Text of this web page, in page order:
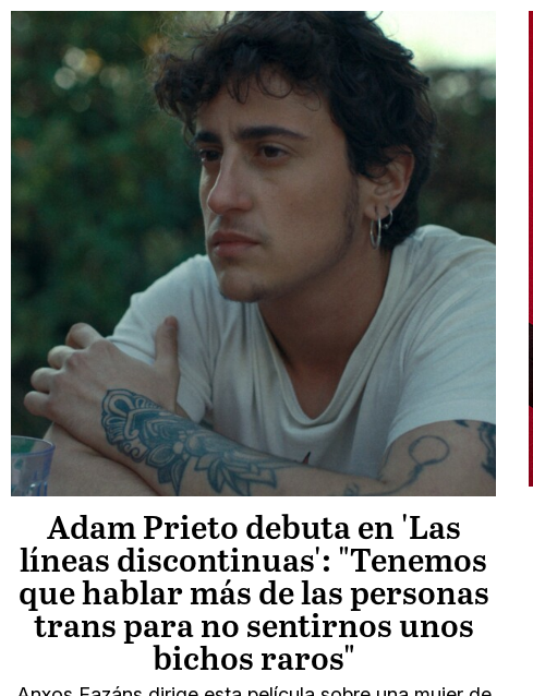
Adam Prieto debuta en 'Las
líneas discontinuas': "Tenemos
que hablar más de las personas
trans para no sentirnos unos
bichos raros"